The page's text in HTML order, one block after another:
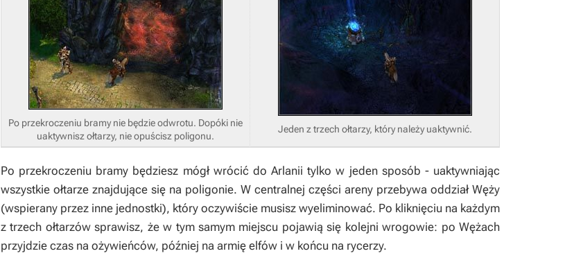
Po przekroczeniu bramy nie będzie odwrotu. Dopóki nie
uaktywnisz ołtarzy, nie opuścisz poligonu.
Jeden z trzech ołtarzy, który należy uaktywnić.
Po przekroczeniu bramy będziesz mógł wrócić do Arlanii tylko w jeden sposób - uaktywniając
wszystkie ołtarze znajdujące się na poligonie. W centralnej części areny przebywa oddział Węży
(wspierany przez inne jednostki), który oczywiście musisz wyeliminować. Po kliknięciu na każdym
z trzech ołtarzów sprawisz, że w tym samym miejscu pojawią się kolejni wrogowie: po Wężach
przyjdzie czas na ożywieńców, później na armię elfów i w końcu na rycerzy.